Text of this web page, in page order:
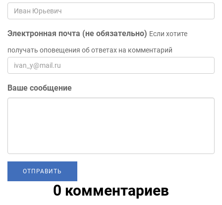
Электронная почта (не обязательно) Если хотите
получать оповещения об ответах на комментарий
Ваше сообщение
0 комментариев